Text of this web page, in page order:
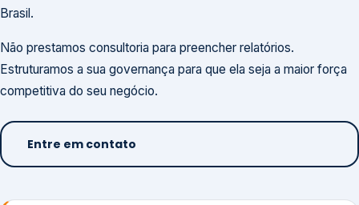
Brasil.
Não prestamos consultoria para preencher relatórios.
Estruturamos a sua governança para que ela seja a maior força
competitiva do seu negócio.
Entre em contato